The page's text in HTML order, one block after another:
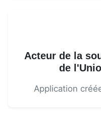
Acteur de la
de
Application